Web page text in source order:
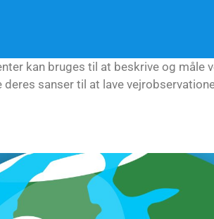
kan bruges til at beskrive og måle
sanser til at lave